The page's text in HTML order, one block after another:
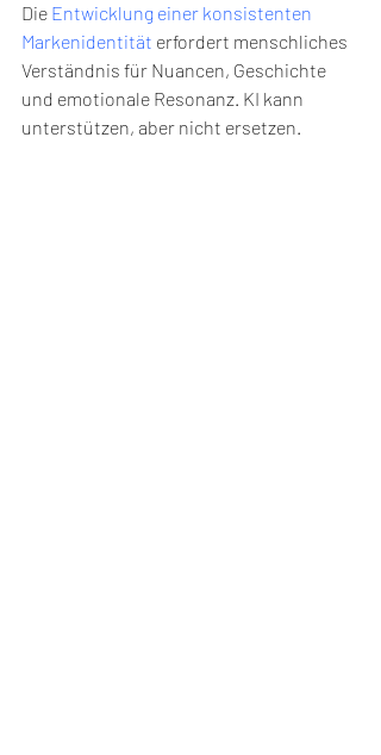
Die Entwicklung einer konsistenten
Markenidentität erfordert menschliches
Verständnis für Nuancen, Geschichte
und emotionale Resonanz. KI kann
unterstützen, aber nicht ersetzen.